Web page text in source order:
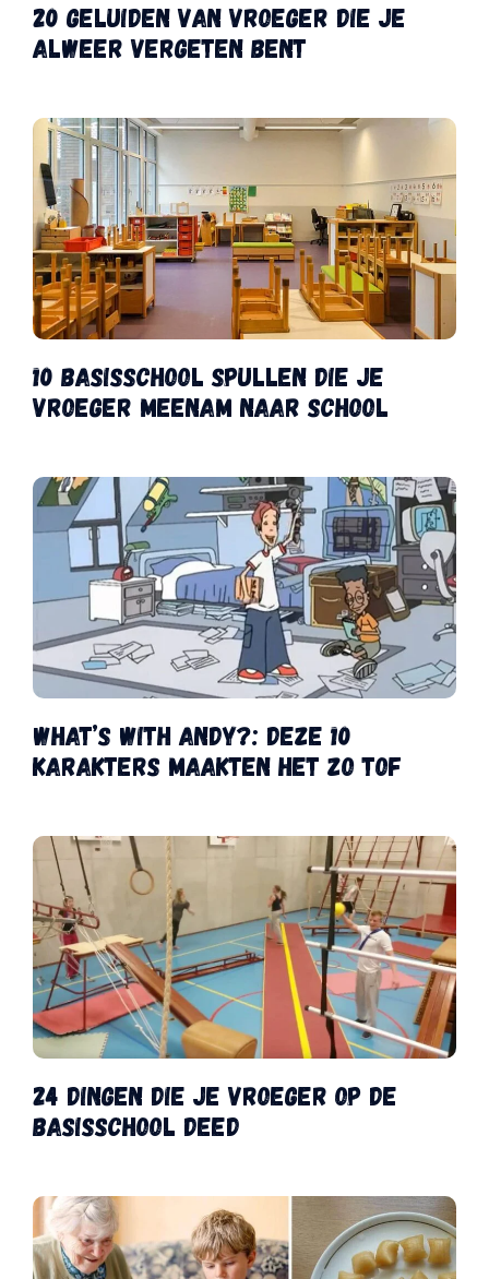
20 geluiden van vroeger die je
alweer vergeten bent
10 basisschool spullen die je
vroeger meenam naar school
What’s with Andy?: deze 10
karakters maakten het zo tof
24 dingen die je vroeger op de
basisschool deed